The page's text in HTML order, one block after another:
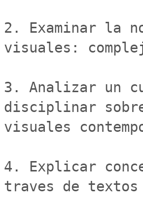
2. Examinar la
visuales:
3. Analizar un
disciplinar
visuales
4. Explicar
traves de